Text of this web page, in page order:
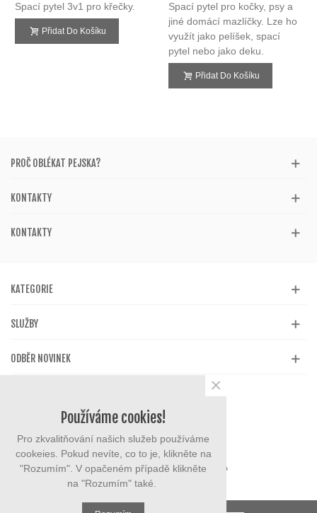
De Luxe
XS Křeček
Spací pytel 3v1 pro křečky.
Přidat Do Košíku
3v1
Spací pytel pro kočky, psy a
jiné domácí mazlíčky. Lze ho
využít jako pelíšek, spací
pytel nebo jako deku.
Přidat Do Košíku
PROČ OBLÉKAT PEJSKA?
KONTAKTY
KONTAKTY
KATEGORIE
SLUŽBY
ODBĚR NOVINEK
Používáme cookies!
Pro zkvalitňování našich služeb používáme
cookeies. Pokud nevíte, co to je, klikněte na
"Rozumím". V opačeném případě klikněte
na "Rozumím" také.
×